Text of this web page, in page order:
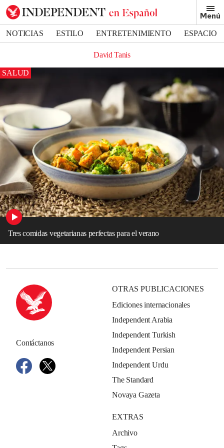
Menú
NOTICIAS ESTILO ENTRETENIMIENTO
ESPACIO
David Tanis
SALUD
Tres comidas vegetarianas perfectas para el verano
Contáctanos
OTRAS PUBLICACIONES
Ediciones internacionales
Independent Arabia
Independent Turkish
Independent Persian
Independent Urdu
The Standard
Novaya Gazeta
EXTRAS
Archivo